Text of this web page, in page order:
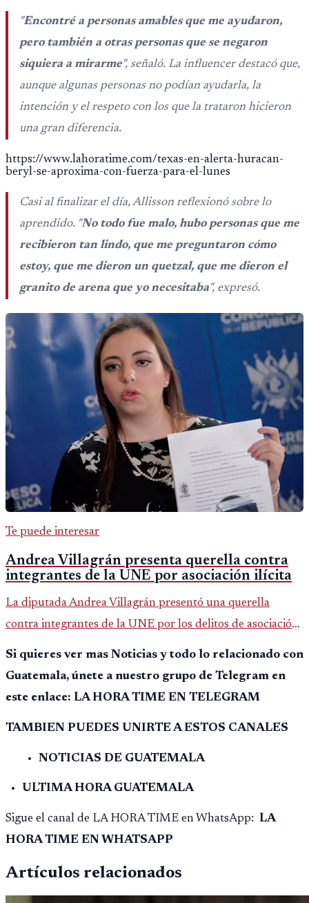
"Encontré a personas amables que me ayudaron,
pero también a otras personas que se negaron
siquiera a mirarme", señaló. La influencer destacó que,
aunque algunas personas no podían ayudarla, la
intención y el respeto con los que la trataron hicieron
una gran diferencia.
https://www.lahoratime.com/texas-en-alerta-huracan-
beryl-se-aproxima-con-fuerza-para-el-lunes
Casi al finalizar el día, Allisson reflexionó sobre lo
aprendido. "No todo fue malo, hubo personas que me
recibieron tan lindo, que me preguntaron cómo
estoy, que me dieron un quetzal, que me dieron el
granito de arena que yo necesitaba", expresó.
Te puede interesar
Andrea Villagrán presenta querella contra
integrantes de la UNE por asociación ilícita
La diputada Andrea Villagrán presentó una querella
contra integrantes de la UNE por los delitos de asociación
ilícita, terrorismo y sedición.
Si quieres ver mas Noticias y todo lo relacionado con
Guatemala, únete a nuestro grupo de Telegram en
este enlace: LA HORA TIME EN TELEGRAM
TAMBIEN PUEDES UNIRTE A ESTOS CANALES
NOTICIAS DE GUATEMALA
ULTIMA HORA GUATEMALA
Sigue el canal de LA HORA TIME en WhatsApp: LA
HORA TIME EN WHATSAPP
Artículos relacionados